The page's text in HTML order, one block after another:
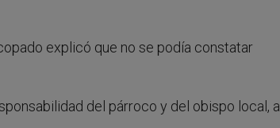
explicó que no se podía constatar
del párroco y del obispo local, a